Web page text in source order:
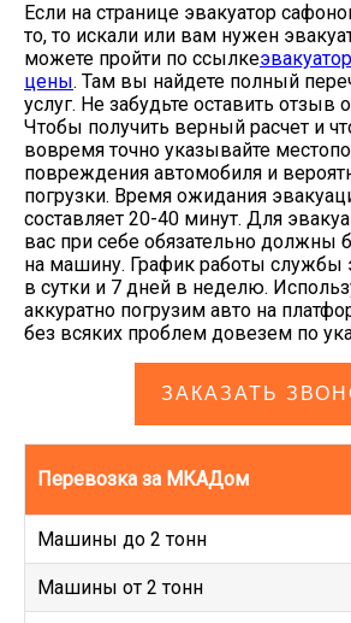
Если на странице эвакуатор
то, то искали или вам нужен
можете пройти по ссылке
цены. Там вы найдете полный
услуг. Не забудьте оставить отзыв
Чтобы получить верный расчет и
вовремя точно указывайте
повреждения автомобиля и
погрузки. Время ожидания
составляет 20-40 минут. Для
вас при себе обязательно должны
на машину. График работы службы
в сутки и 7 дней в неделю.
аккуратно погрузим авто на
без всяких проблем довезем по
ЗАКАЗАТЬ
Перевозка за МКАДом
Машины до 2 тонн
Машины от 2 тонн